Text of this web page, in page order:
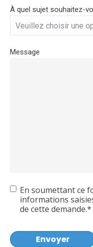
À quel sujet souhaitez-
Message
Accord
En soumettant ce
informations
de cette demande.*